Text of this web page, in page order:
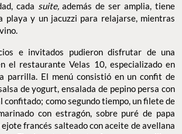
cada suite,además de ser amplia, tiene
playa y un jacuzzi para relajarse, mientras
e invitados pudieron disfrutar de una
el restaurante Velas 10, especializado en
parrilla. El menú consistió en un confit de
de yogurt, ensalada de pepino persa con
confitado; como segundo tiempo, un filete de
con estragón, sobre puré de papa
francés salteado con aceite de avellana